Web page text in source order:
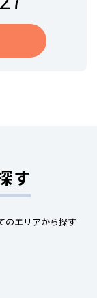
す
のエリアから探す